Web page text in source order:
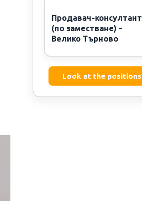
Продавач-консултант
(по заместване) -
Велико Търново
Look at the positions